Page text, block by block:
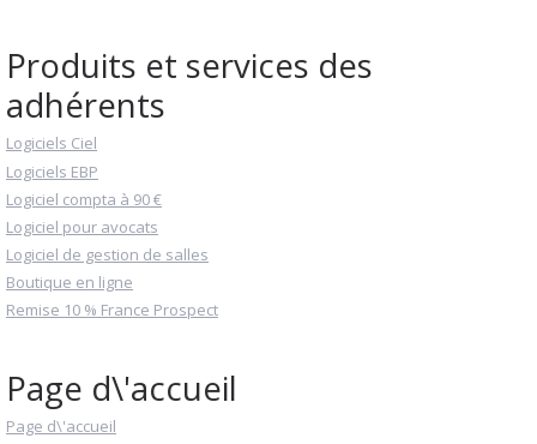
Produits et services des
adhérents
Logiciels Ciel
Logiciels EBP
Logiciel compta à 90 €
Logiciel pour avocats
Logiciel de gestion de salles
Boutique en ligne
Remise 10 % France Prospect
Page d\'accueil
Page d\'accueil